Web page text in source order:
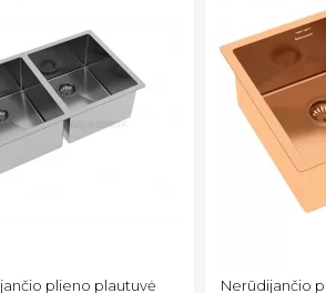
plieno plautuvė
Nerūdijančio